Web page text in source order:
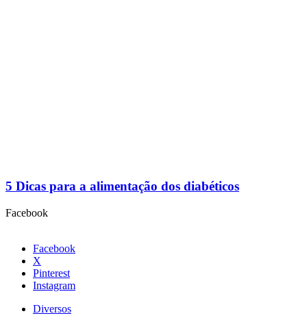
5 Dicas para a alimentação dos diabéticos
Facebook
Facebook
X
Pinterest
Instagram
Diversos